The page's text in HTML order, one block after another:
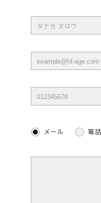
メール 電話